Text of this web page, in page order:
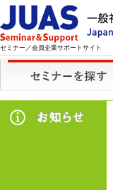
セミナー／会員企業サポートサイト